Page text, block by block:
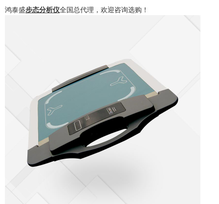
鸿泰盛步态分析仪全国总代理，欢迎咨询选购！